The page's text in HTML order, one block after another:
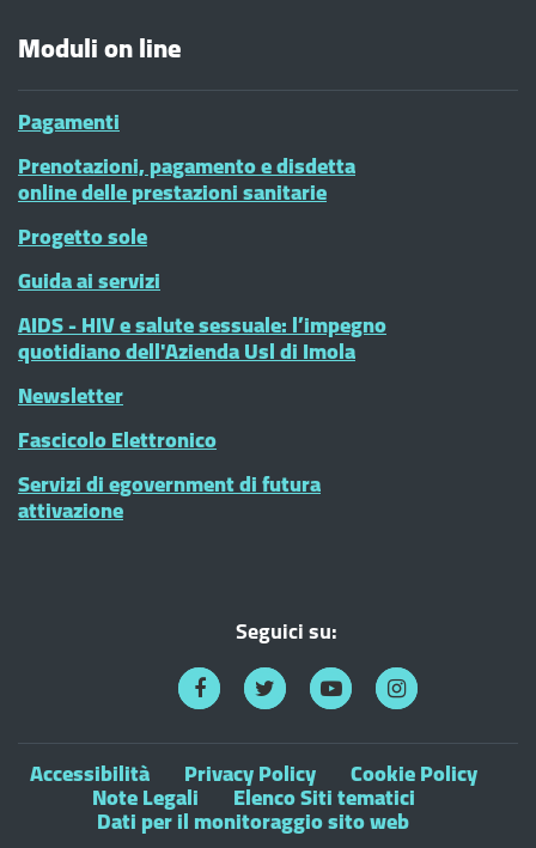
Moduli on line
Pagamenti
Prenotazioni, pagamento e disdetta
online delle prestazioni sanitarie
Progetto sole
Guida ai servizi
AIDS - HIV e salute sessuale: l’impegno
quotidiano dell'Azienda Usl di Imola
Newsletter
Fascicolo Elettronico
Servizi di egovernment di futura
attivazione
Seguici su:
Accessibilità Privacy Policy Cookie Policy
Note Legali Elenco Siti tematici
Dati per il monitoraggio sito web